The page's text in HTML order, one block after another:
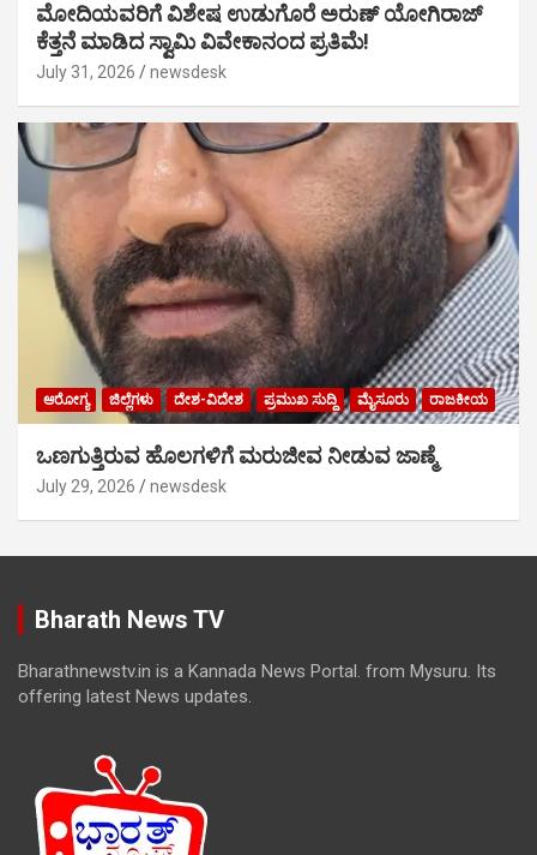
ಮೋದಿಯವರಿಗೆ ವಿಶೇಷ ಉಡುಗೊರೆ ಅರುಣ್ ಯೋಗಿರಾಜ್
ಕೆತ್ತನೆ ಮಾಡಿದ ಸ್ವಾಮಿ ವಿವೇಕಾನಂದ ಪ್ರತಿಮೆ!
July 31, 2026 newsdesk
ಆರೋಗ್ಯ ಜಿಲ್ಲೆಗಳು ದೇಶ-ವಿದೇಶ ಪ್ರಮುಖ ಸುದ್ದಿ ಮೈಸೂರು ರಾಜಕೀಯ
ಒಣಗುತ್ತಿರುವ ಹೊಲಗಳಿಗೆ ಮರುಜೀವ ನೀಡುವ ಜಾಣ್ಮೆ
July 29, 2026 newsdesk
Bharath News TV
Bharathnewstv.in is a Kannada News Portal. from Mysuru. Its
offering latest News updates.